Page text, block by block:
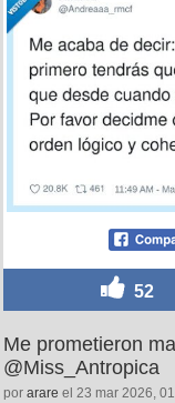
52
Me prometieron
@Miss_Antropica
por arare el 23 mar 2026,